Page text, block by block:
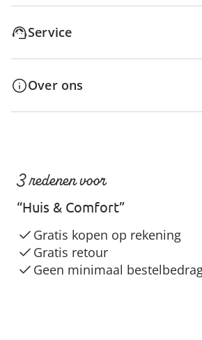
Service
Over ons
3 redenen voor
“Huis & Comfort”
Gratis kopen op rekening
Gratis retour
Geen minimaal